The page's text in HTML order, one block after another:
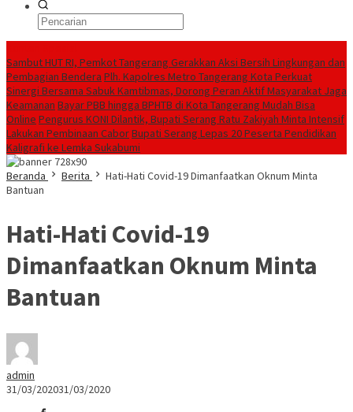
Sambut HUT RI, Pemkot Tangerang Gerakkan Aksi Bersih Lingkungan dan
Pembagian Bendera Plh. Kapolres Metro Tangerang Kota Perkuat
Sinergi Bersama Sabuk Kamtibmas, Dorong Peran Aktif Masyarakat Jaga
Keamanan Bayar PBB hingga BPHTB di Kota Tangerang Mudah Bisa
Online Pengurus KONI Dilantik, Bupati Serang Ratu Zakiyah Minta Intensif
Lakukan Pembinaan CaborBupati Serang Lepas 20 Peserta Pendidikan
Kaligrafi ke Lemka Sukabumi
Beranda
Berita
Hati-Hati Covid-19 Dimanfaatkan Oknum Minta
Bantuan
Hati-Hati Covid-19
Dimanfaatkan Oknum Minta
Bantuan
admin
31/03/202031/03/2020